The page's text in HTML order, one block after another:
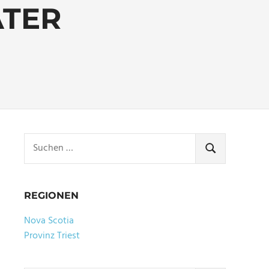
nach:
SUCHEN
REGIONEN
Nova Scotia
Provinz Triest